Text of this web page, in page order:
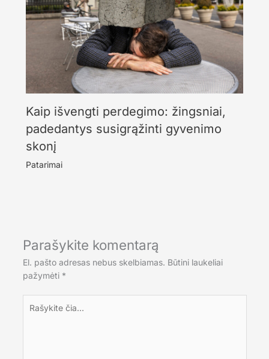
Kaip išvengti perdegimo: žingsniai,
padedantys susigrąžinti gyvenimo
skonį
Patarimai
Parašykite komentarą
El. pašto adresas nebus skelbiamas. Būtini laukeliai
pažymėti *
čia...